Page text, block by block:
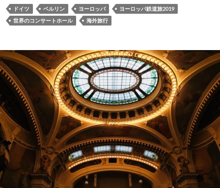
ドイツ ベルリン ヨーロッパ
ヨーロッパ鉄道旅2019
世界のコンサートホール
海外旅行